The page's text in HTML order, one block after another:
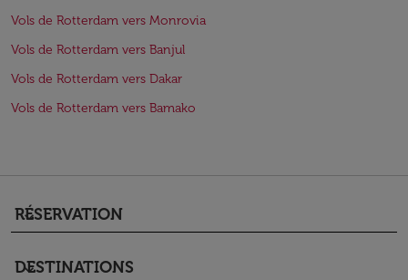
Vols de Rotterdam vers Monrovia
Vols de Rotterdam vers Banjul
Vols de Rotterdam vers Dakar
Vols de Rotterdam vers Bamako
RÉSERVATION
keyboard_arrow_down
DESTINATIONS
keyboard_arrow_down